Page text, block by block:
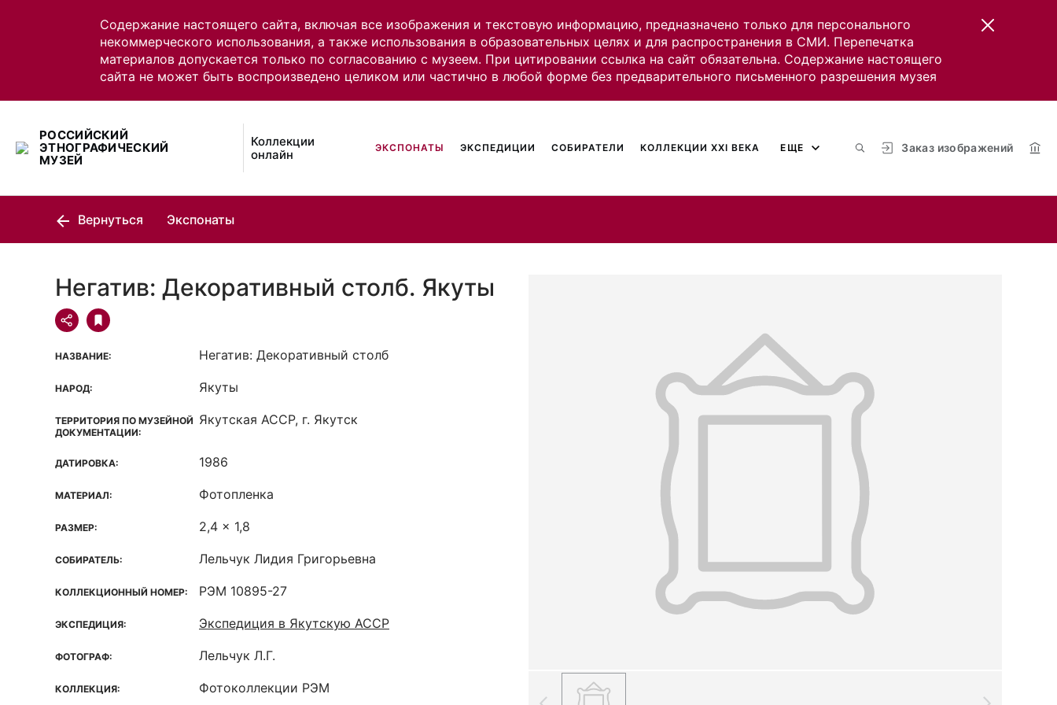
Содержание настоящего сайта, включая все изображения и текстовую информацию, предназначено только для персонального
некоммерческого использования, а также использования в образовательных целях и для распространения в СМИ. Перепечатка
материалов допускается только по согласованию с музеем. При цитировании ссылка на сайт обязательна. Содержание настоящего
сайта не может быть воспроизведено целиком или частично в любой форме без предварительного письменного разрешения музея
РОССИЙСКИЙ
ЭТНОГРАФИЧЕСКИЙ
МУЗЕЙ
Коллекции
онлайн
Заказ изображений
ЭКСПОНАТЫ ЭКСПЕДИЦИИ СОБИРАТЕЛИ КОЛЛЕКЦИИ XXI ВЕКА ЕЩЕ
Вернуться Экспонаты
Негатив: Декоративный столб. Якуты
НАЗВАНИЕ: Негатив: Декоративный столб
НАРОД: Якуты
ТЕРРИТОРИЯ ПО МУЗЕЙНОЙ
ДОКУМЕНТАЦИИ:
Якутская ACCP, г. Якутск
ДАТИРОВКА: 1986
МАТЕРИАЛ: Фотопленка
РАЗМЕР: 2,4 x 1,8
СОБИРАТЕЛЬ: Лельчук Лидия Григорьевна
КОЛЛЕКЦИОННЫЙ НОМЕР: РЭМ 10895-27
ЭКСПЕДИЦИЯ: Экспедиция в Якутскую АССР
ФОТОГРАФ: Лельчук Л.Г.
КОЛЛЕКЦИЯ: Фотоколлекции РЭМ